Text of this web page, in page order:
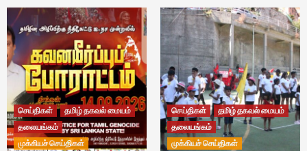
செய்திகள்
தமிழ் தகவல் மையம்
தலையங்கம்
முக்கியச் செய்திகள்
செய்திகள்
தமிழ் தகவல் மையம்
தலையங்கம்
முக்கியச் செய்திகள்